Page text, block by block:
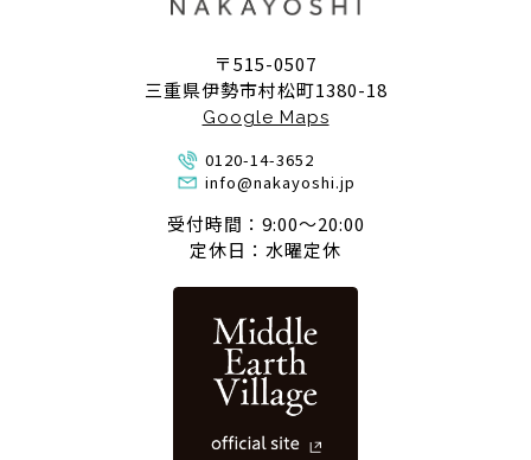
〒515-0507
三重県伊勢市村松町1380-18
Google Maps
0120-14-3652
info@nakayoshi.jp
受付時間：9:00〜20:00
定休日：水曜定休